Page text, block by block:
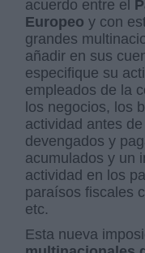
acuerdo entre el
Europeo y con
grandes
añadir en sus
especifique su
empleados de la
los negocios, los
actividad antes
devengados y
acumulados y un
actividad en los
paraísos fiscales
etc.
Esta nueva